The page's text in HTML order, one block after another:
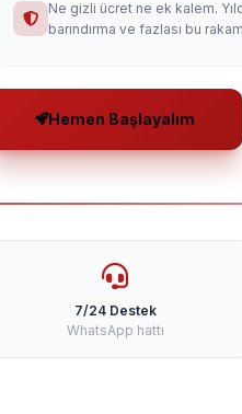
Ne gizli ücret ne ek kalem.
barındırma ve fazlası bu
Hemen Başlayalım
7/24 Destek
WhatsApp hattı